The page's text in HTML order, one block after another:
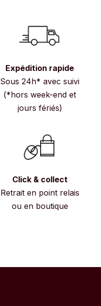
Expédition rapide
Sous 24h* avec suivi
(*hors week-end et
jours fériés)
Click & collect
Retrait en point relais
ou en boutique